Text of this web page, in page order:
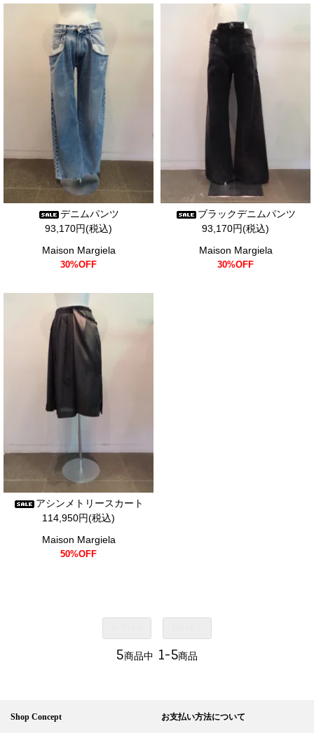
デニムパンツ
93,170円(税込)
Maison Margiela
30%OFF
ブラックデニムパンツ
93,170円(税込)
Maison Margiela
30%OFF
アシンメトリースカート
114,950円(税込)
Maison Margiela
50%OFF
5商品中 1-5商品
Shop Concept お支払い方法について